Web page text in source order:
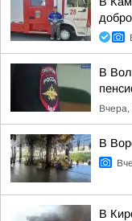
В
Вчера,
В
В